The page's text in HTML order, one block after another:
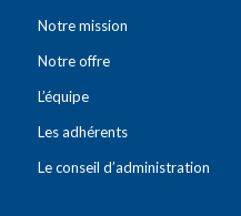
Notre mission
Notre offre
L’équipe
Les adhérents
Le conseil d’administration